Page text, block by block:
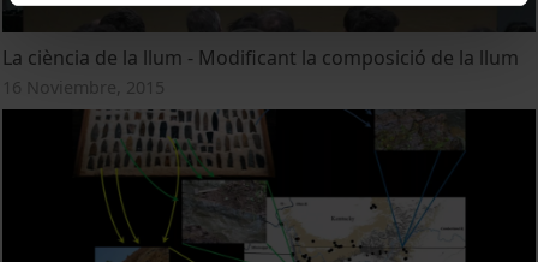
La ciència de la llum - Modificant la composició de la llum
16 Noviembre, 2015